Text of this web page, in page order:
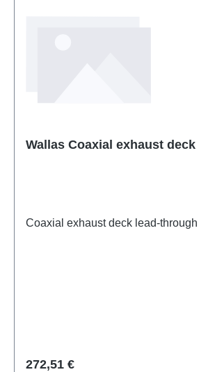
Wallas Coaxial exhaust deck
Coaxial exhaust deck lead-
Regulärer Preis:
272,51 €